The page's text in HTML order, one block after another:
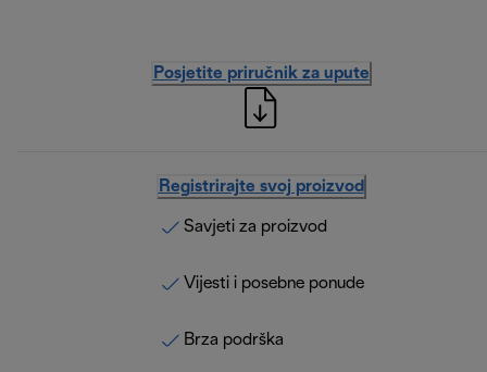
Posjetite priručnik za upute
Registrirajte svoj proizvod
Savjeti za proizvod
Vijesti i posebne ponude
Brza podrška